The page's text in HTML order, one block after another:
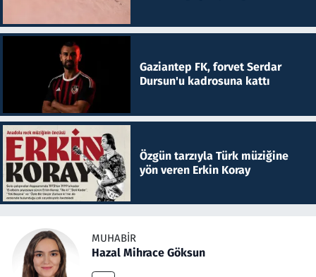
Gaziantep FK, forvet Serdar
Dursun'u kadrosuna kattı
Özgün tarzıyla Türk müziğine
yön veren Erkin Koray
MUHABIR
Hazal Mihrace Göksun